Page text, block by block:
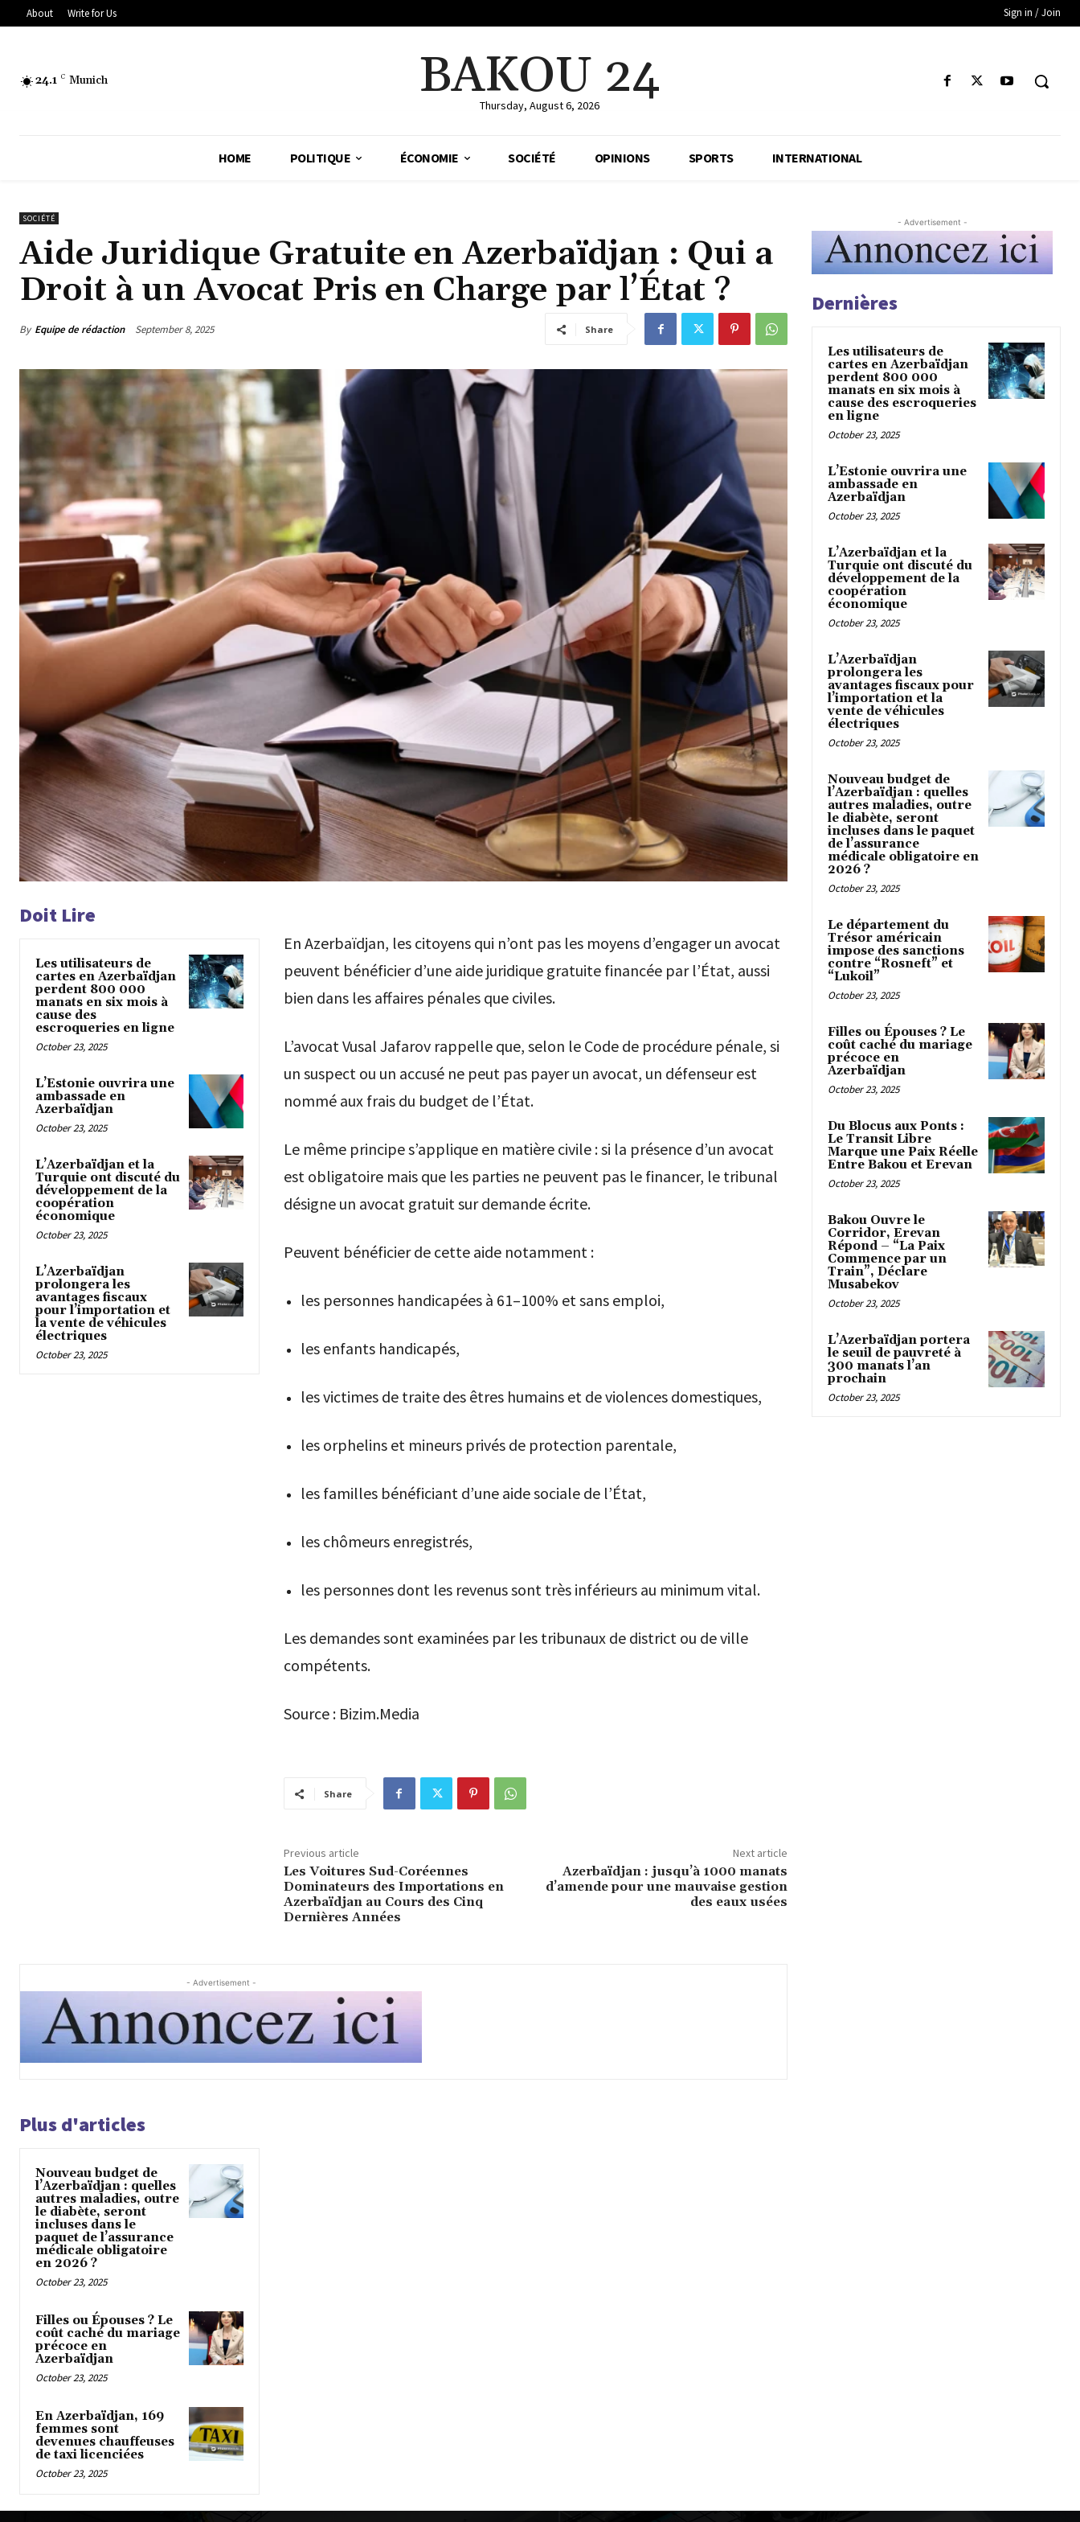
About Write for Us Sign in / Join
24.1 C Munich BAKOU 24
Thursday, August 6, 2026
HOME POLITIQUE ÉCONOMIE SOCIÉTÉ OPINIONS SPORTS INTERNATIONAL
SOCIÉTÉ
Aide Juridique Gratuite en Azerbaïdjan : Qui a
Droit à un Avocat Pris en Charge par l’État ?
By Equipe de rédaction September 8, 2025 Share
Doit Lire
Les utilisateurs de
cartes en Azerbaïdjan
perdent 800 000
manats en six mois à
cause des
escroqueries en ligne
October 23, 2025
L’Estonie ouvrira une
ambassade en
Azerbaïdjan
October 23, 2025
L’Azerbaïdjan et la
Turquie ont discuté du
développement de la
coopération
économique
October 23, 2025
L’Azerbaïdjan
prolongera les
avantages fiscaux
pour l’importation et
la vente de véhicules
électriques
October 23, 2025
En Azerbaïdjan, les citoyens qui n’ont pas les moyens d’engager un avocat
peuvent bénéficier d’une aide juridique gratuite financée par l’État, aussi
bien dans les affaires pénales que civiles.
L’avocat Vusal Jafarov rappelle que, selon le Code de procédure pénale, si
un suspect ou un accusé ne peut pas payer un avocat, un défenseur est
nommé aux frais du budget de l’État.
Le même principe s’applique en matière civile : si la présence d’un avocat
est obligatoire mais que les parties ne peuvent pas le financer, le tribunal
désigne un avocat gratuit sur demande écrite.
Peuvent bénéficier de cette aide notamment :
les personnes handicapées à 61–100% et sans emploi,
les enfants handicapés,
les victimes de traite des êtres humains et de violences domestiques,
les orphelins et mineurs privés de protection parentale,
les familles bénéficiant d’une aide sociale de l’État,
les chômeurs enregistrés,
les personnes dont les revenus sont très inférieurs au minimum vital.
Les demandes sont examinées par les tribunaux de district ou de ville
compétents.
Source : Bizim.Media
Share
Previous article
Les Voitures Sud-Coréennes
Dominateurs des Importations en
Azerbaïdjan au Cours des Cinq
Dernières Années
Next article
Azerbaïdjan : jusqu’à 1000 manats
d’amende pour une mauvaise gestion
des eaux usées
- Advertisement -
Plus d'articles
Nouveau budget de
l’Azerbaïdjan : quelles
autres maladies, outre
le diabète, seront
incluses dans le
paquet de l’assurance
médicale obligatoire
en 2026 ?
October 23, 2025
Filles ou Épouses ? Le
coût caché du mariage
précoce en
Azerbaïdjan
October 23, 2025
En Azerbaïdjan, 169
femmes sont
devenues chauffeuses
de taxi licenciées
October 23, 2025
- Advertisement -
Dernières
Les utilisateurs de
cartes en Azerbaïdjan
perdent 800 000
manats en six mois à
cause des escroqueries
en ligne
October 23, 2025
L’Estonie ouvrira une
ambassade en
Azerbaïdjan
October 23, 2025
L’Azerbaïdjan et la
Turquie ont discuté du
développement de la
coopération
économique
October 23, 2025
L’Azerbaïdjan
prolongera les
avantages fiscaux pour
l’importation et la
vente de véhicules
électriques
October 23, 2025
Nouveau budget de
l’Azerbaïdjan : quelles
autres maladies, outre
le diabète, seront
incluses dans le paquet
de l’assurance
médicale obligatoire en
2026 ?
October 23, 2025
Le département du
Trésor américain
impose des sanctions
contre “Rosneft” et
“Lukoil”
October 23, 2025
Filles ou Épouses ? Le
coût caché du mariage
précoce en
Azerbaïdjan
October 23, 2025
Du Blocus aux Ponts :
Le Transit Libre
Marque une Paix Réelle
Entre Bakou et Erevan
October 23, 2025
Bakou Ouvre le
Corridor, Erevan
Répond – “La Paix
Commence par un
Train”, Déclare
Musabekov
October 23, 2025
L’Azerbaïdjan portera
le seuil de pauvreté à
300 manats l’an
prochain
October 23, 2025